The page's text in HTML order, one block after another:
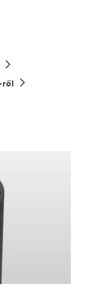
ről